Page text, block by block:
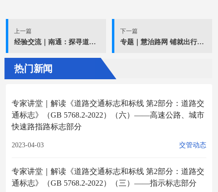
上一篇
经验交流｜南通：探寻道路隐患治理的“攻坚密码”
下一篇
专题｜慧治路网 铺就出行坦途
热门新闻
专家讲堂｜解读《道路交通标志和标线 第2部分：道路交
通标志》（GB 5768.2-2022）（六）——高速公路、城市
快速路指路标志部分
2023-04-03 交管动态
专家讲堂｜解读《道路交通标志和标线 第2部分：道路交
通标志》（GB 5768.2-2022）（三）——指示标志部分